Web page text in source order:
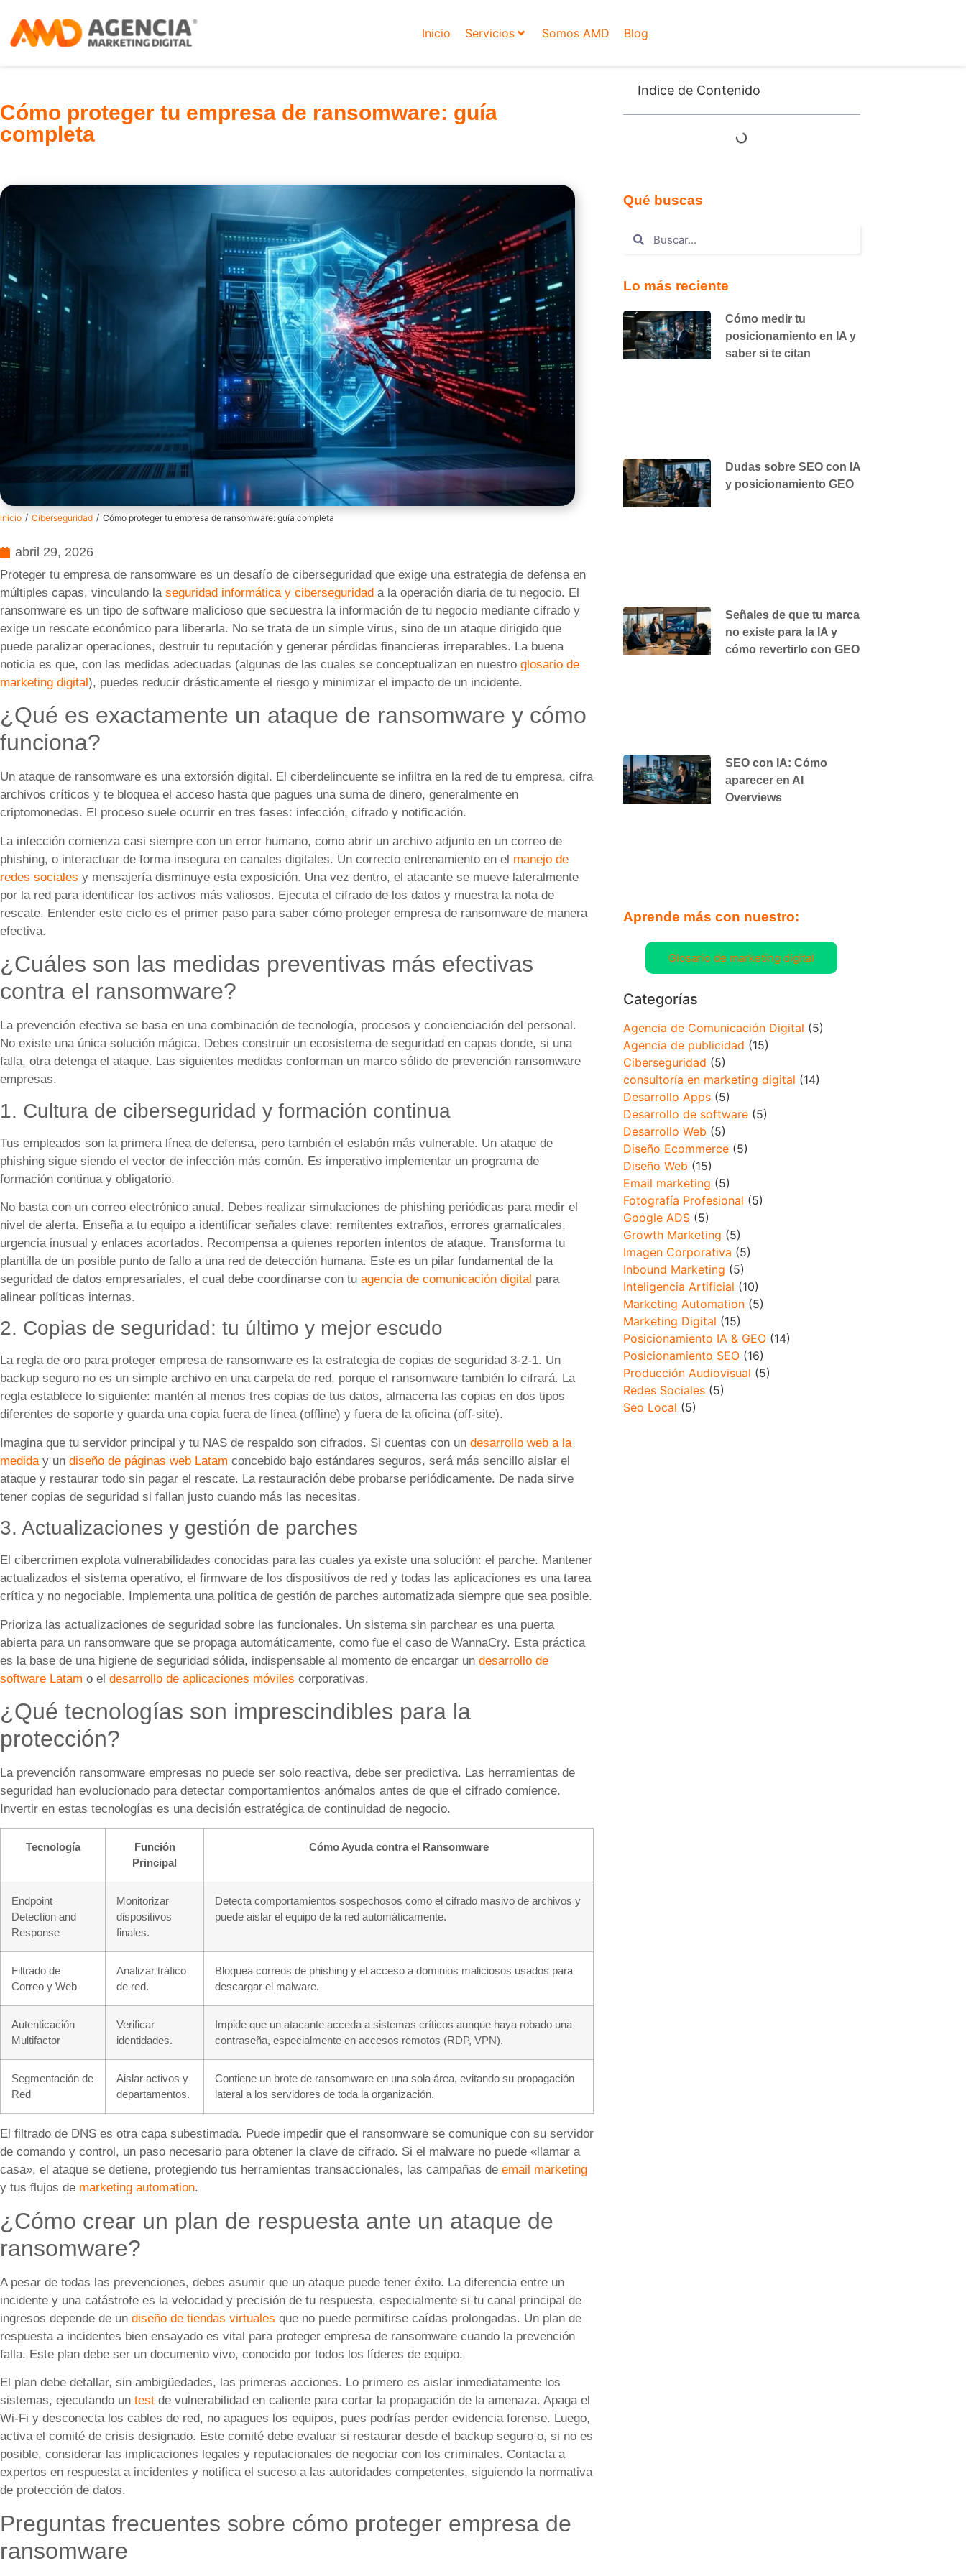
Inicio Servicios Somos AMD Blog
Cómo proteger tu empresa de ransomware: guía
completa
Inicio / Ciberseguridad / Cómo proteger tu empresa de ransomware: guía completa
abril 29, 2026
Proteger tu empresa de ransomware es un desafío de ciberseguridad que exige una estrategia de defensa en
múltiples capas, vinculando la seguridad informática y ciberseguridad a la operación diaria de tu negocio. El
ransomware es un tipo de software malicioso que secuestra la información de tu negocio mediante cifrado y
exige un rescate económico para liberarla. No se trata de un simple virus, sino de un ataque dirigido que
puede paralizar operaciones, destruir tu reputación y generar pérdidas financieras irreparables. La buena
noticia es que, con las medidas adecuadas (algunas de las cuales se conceptualizan en nuestro glosario de
marketing digital), puedes reducir drásticamente el riesgo y minimizar el impacto de un incidente.
¿Qué es exactamente un ataque de ransomware y cómo
funciona?
Un ataque de ransomware es una extorsión digital. El ciberdelincuente se infiltra en la red de tu empresa, cifra
archivos críticos y te bloquea el acceso hasta que pagues una suma de dinero, generalmente en
criptomonedas. El proceso suele ocurrir en tres fases: infección, cifrado y notificación.
La infección comienza casi siempre con un error humano, como abrir un archivo adjunto en un correo de
phishing, o interactuar de forma insegura en canales digitales. Un correcto entrenamiento en el manejo de
redes sociales y mensajería disminuye esta exposición. Una vez dentro, el atacante se mueve lateralmente
por la red para identificar los activos más valiosos. Ejecuta el cifrado de los datos y muestra la nota de
rescate. Entender este ciclo es el primer paso para saber cómo proteger empresa de ransomware de manera
efectiva.
¿Cuáles son las medidas preventivas más efectivas
contra el ransomware?
La prevención efectiva se basa en una combinación de tecnología, procesos y concienciación del personal.
No existe una única solución mágica. Debes construir un ecosistema de seguridad en capas donde, si una
falla, otra detenga el ataque. Las siguientes medidas conforman un marco sólido de prevención ransomware
empresas.
1. Cultura de ciberseguridad y formación continua
Tus empleados son la primera línea de defensa, pero también el eslabón más vulnerable. Un ataque de
phishing sigue siendo el vector de infección más común. Es imperativo implementar un programa de
formación continua y obligatorio.
No basta con un correo electrónico anual. Debes realizar simulaciones de phishing periódicas para medir el
nivel de alerta. Enseña a tu equipo a identificar señales clave: remitentes extraños, errores gramaticales,
urgencia inusual y enlaces acortados. Recompensa a quienes reporten intentos de ataque. Transforma tu
plantilla de un posible punto de fallo a una red de detección humana. Este es un pilar fundamental de la
seguridad de datos empresariales, el cual debe coordinarse con tu agencia de comunicación digital para
alinear políticas internas.
2. Copias de seguridad: tu último y mejor escudo
La regla de oro para proteger empresa de ransomware es la estrategia de copias de seguridad 3-2-1. Un
backup seguro no es un simple archivo en una carpeta de red, porque el ransomware también lo cifrará. La
regla establece lo siguiente: mantén al menos tres copias de tus datos, almacena las copias en dos tipos
diferentes de soporte y guarda una copia fuera de línea (offline) y fuera de la oficina (off-site).
Imagina que tu servidor principal y tu NAS de respaldo son cifrados. Si cuentas con un desarrollo web a la
medida y un diseño de páginas web Latam concebido bajo estándares seguros, será más sencillo aislar el
ataque y restaurar todo sin pagar el rescate. La restauración debe probarse periódicamente. De nada sirve
tener copias de seguridad si fallan justo cuando más las necesitas.
3. Actualizaciones y gestión de parches
El cibercrimen explota vulnerabilidades conocidas para las cuales ya existe una solución: el parche. Mantener
actualizados el sistema operativo, el firmware de los dispositivos de red y todas las aplicaciones es una tarea
crítica y no negociable. Implementa una política de gestión de parches automatizada siempre que sea posible.
Prioriza las actualizaciones de seguridad sobre las funcionales. Un sistema sin parchear es una puerta
abierta para un ransomware que se propaga automáticamente, como fue el caso de WannaCry. Esta práctica
es la base de una higiene de seguridad sólida, indispensable al momento de encargar un desarrollo de
software Latam o el desarrollo de aplicaciones móviles corporativas.
¿Qué tecnologías son imprescindibles para la
protección?
La prevención ransomware empresas no puede ser solo reactiva, debe ser predictiva. Las herramientas de
seguridad han evolucionado para detectar comportamientos anómalos antes de que el cifrado comience.
Invertir en estas tecnologías es una decisión estratégica de continuidad de negocio.
Tecnología
Función
Principal
Cómo Ayuda contra el Ransomware
Endpoint
Detection and
Response
Monitorizar
dispositivos
finales.
Detecta comportamientos sospechosos como el cifrado masivo de archivos y
puede aislar el equipo de la red automáticamente.
Filtrado de
Correo y Web
Analizar tráfico
de red.
Bloquea correos de phishing y el acceso a dominios maliciosos usados para
descargar el malware.
Autenticación
Multifactor
Verificar
identidades.
Impide que un atacante acceda a sistemas críticos aunque haya robado una
contraseña, especialmente en accesos remotos (RDP, VPN).
Segmentación de
Red
Aislar activos y
departamentos.
Contiene un brote de ransomware en una sola área, evitando su propagación
lateral a los servidores de toda la organización.
El filtrado de DNS es otra capa subestimada. Puede impedir que el ransomware se comunique con su servidor
de comando y control, un paso necesario para obtener la clave de cifrado. Si el malware no puede «llamar a
casa», el ataque se detiene, protegiendo tus herramientas transaccionales, las campañas de email marketing
y tus flujos de marketing automation.
¿Cómo crear un plan de respuesta ante un ataque de
ransomware?
A pesar de todas las prevenciones, debes asumir que un ataque puede tener éxito. La diferencia entre un
incidente y una catástrofe es la velocidad y precisión de tu respuesta, especialmente si tu canal principal de
ingresos depende de un diseño de tiendas virtuales que no puede permitirse caídas prolongadas. Un plan de
respuesta a incidentes bien ensayado es vital para proteger empresa de ransomware cuando la prevención
falla. Este plan debe ser un documento vivo, conocido por todos los líderes de equipo.
El plan debe detallar, sin ambigüedades, las primeras acciones. Lo primero es aislar inmediatamente los
sistemas, ejecutando un test de vulnerabilidad en caliente para cortar la propagación de la amenaza. Apaga el
Wi-Fi y desconecta los cables de red, no apagues los equipos, pues podrías perder evidencia forense. Luego,
activa el comité de crisis designado. Este comité debe evaluar si restaurar desde el backup seguro o, si no es
posible, considerar las implicaciones legales y reputacionales de negociar con los criminales. Contacta a
expertos en respuesta a incidentes y notifica el suceso a las autoridades competentes, siguiendo la normativa
de protección de datos.
Preguntas frecuentes sobre cómo proteger empresa de
ransomware
Indice de Contenido
Qué buscas
Lo más reciente
Cómo medir tu
posicionamiento en IA y
saber si te citan
Dudas sobre SEO con IA
y posicionamiento GEO
Señales de que tu marca
no existe para la IA y
cómo revertirlo con GEO
SEO con IA: Cómo
aparecer en AI
Overviews
Aprende más con nuestro:
Glosario de marketing digital
Categorías
Agencia de Comunicación Digital (5)
Agencia de publicidad (15)
Ciberseguridad (5)
consultoría en marketing digital (14)
Desarrollo Apps(5)
Desarrollo de software(5)
Desarrollo Web (5)
Diseño Ecommerce(5)
Diseño Web (15)
Email marketing (5)
Fotografía Profesional (5)
Google ADS(5)
Growth Marketing (5)
Imagen Corporativa (5)
Inbound Marketing (5)
Inteligencia Artificial (10)
Marketing Automation(5)
Marketing Digital (15)
Posicionamiento IA & GEO(14)
Posicionamiento SEO(16)
Producción Audiovisual (5)
Redes Sociales(5)
Seo Local (5)